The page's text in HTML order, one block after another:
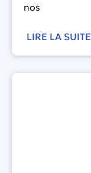
nos
LIRE LA SUITE